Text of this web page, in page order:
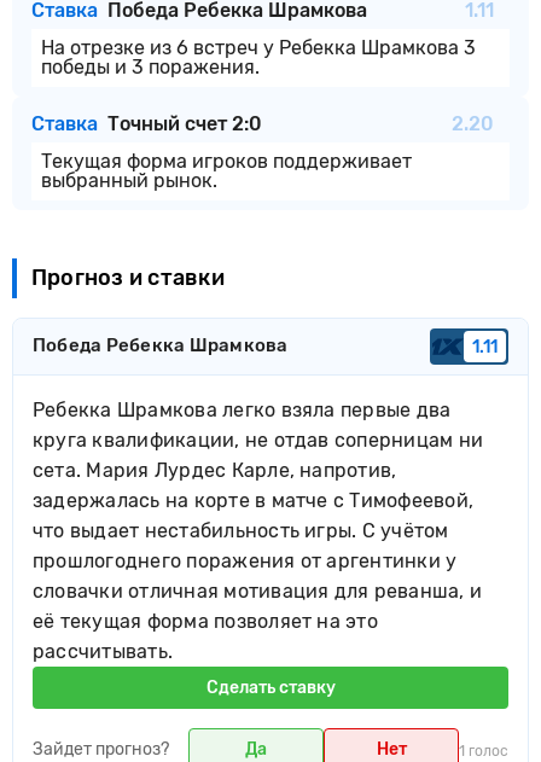
Ставка Победа Ребекка Шрамкова
1.11
На отрезке из 6 встреч у Ребекка Шрамкова 3
победы и 3 поражения.
Ставка Точный счет 2:0
2.20
Текущая форма игроков поддерживает
выбранный рынок.
Прогноз и ставки
Победа Ребекка Шрамкова 1.11
Ребекка Шрамкова легко взяла первые два
круга квалификации, не отдав соперницам ни
сета. Мария Лурдес Карле, напротив,
задержалась на корте в матче с Тимофеевой,
что выдает нестабильность игры. С учётом
прошлогоднего поражения от аргентинки у
словачки отличная мотивация для реванша, и
её текущая форма позволяет на это
рассчитывать.
Сделать ставку
Зайдет прогноз? Да Нет 1 голос